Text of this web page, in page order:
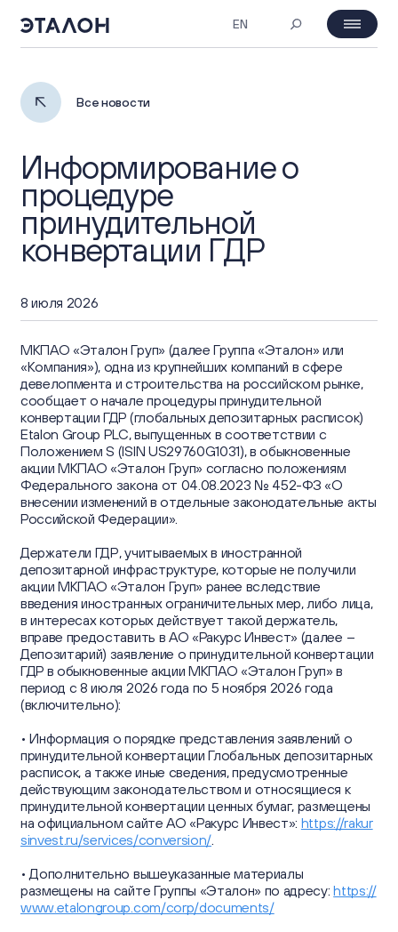
EN
ir@etalongroup.com +7 812 439-80-00
Сайт Группы
57 Oktyabrskaya St.,
Kaliningrad, Russia
Мы в соцсетях
MOEX: ETLN
₽ 23.26 2%
О компании
Профиль компании
Портфель проектов
Стратегия
Корпоративное управление
Корпоративные документы
Информационный меморандум и Проспект
Корпоративный секретарь
Инвесторам
Основные показатели
Инвестиционная привлекательность
Отчеты
Презентации
Календарь инвестора
Информация о ценных бумагах
Частным инвесторам
ESG
Отчеты об устойчивом развитии
Устойчивое развитие
Пресс-центр
Новости
Контакты для СМИ
Контакты
Все новости
Информирование о
процедуре
принудительной
конвертации ГДР
8 июля 2026
МКПАО «Эталон Груп» (далее Группа «Эталон» или
«Компания»), одна из крупнейших компаний в сфере
девелопмента и строительства на российском рынке,
сообщает о начале процедуры принудительной
конвертации ГДР (глобальных депозитарных расписок)
Etalon Group PLC, выпущенных в соответствии с
Положением S (ISIN US29760G1031), в обыкновенные
акции МКПАО «Эталон Груп» согласно положениям
Федерального закона от 04.08.2023 № 452-ФЗ «О
внесении изменений в отдельные законодательные акты
Российской Федерации».
Держатели ГДР, учитываемых в иностранной
депозитарной инфраструктуре, которые не получили
акции МКПАО «Эталон Груп» ранее вследствие
введения иностранных ограничительных мер, либо лица,
в интересах которых действует такой держатель,
вправе предоставить в АО «Ракурс Инвест» (далее –
Депозитарий) заявление о принудительной конвертации
ГДР в обыкновенные акции МКПАО «Эталон Груп» в
период с 8 июля 2026 года по 5 ноября 2026 года
(включительно):
• Информация о порядке представления заявлений о
принудительной конвертации Глобальных депозитарных
расписок, а также иные сведения, предусмотренные
действующим законодательством и относящиеся к
принудительной конвертации ценных бумаг, размещены
на официальном сайте АО «Ракурс Инвест»: https://rakur
sinvest.ru/services/conversion/
• Дополнительно вышеуказанные материалы
размещены на сайте Группы «Эталон» по адресу:https://
www.etalongroup.com/corp/documents/